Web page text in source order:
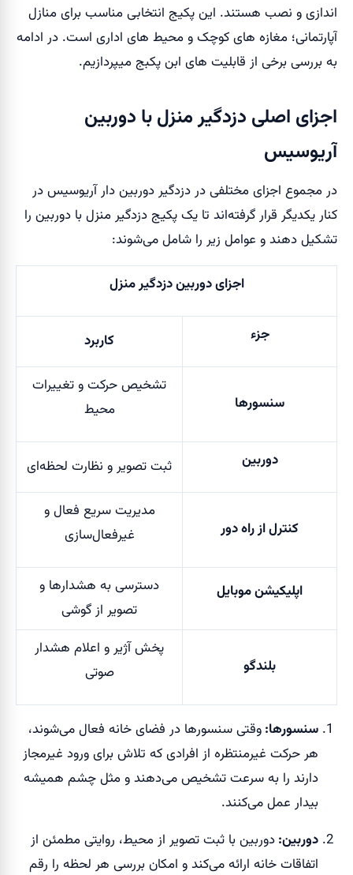
اندازی و نصب هستند. این پکیج انتخابی مناسب برای منازل
آپارتمانی؛ مغازه های کوچک و محیط های اداری است. در ادامه
به بررسی برخی از قابلیت های ابن پکبج میپردازیم.
اجزای اصلی دزدگیر منزل با دوربین
آریوسیس
در مجموع اجزای مختلفی در دزدگیر دوربین دار آریوسیس در
کنار یکدیگر قرار گرفته‌اند تا یک پکیج دزدگیر منزل با دوربین را
تشکیل دهند و عوامل زیر را شامل می‌شوند:
اجزای دوربین دزدگیر منزل
جزء کاربرد
سنسورها
تشخیص حرکت و تغییرات
محیط
دوربین ثبت تصویر و نظارت لحظه‌ای
کنترل از راه دور
مدیریت سریع فعال و
غیرفعال‌سازی
اپلیکیشن موبایل
دسترسی به هشدارها و
تصویر از گوشی
بلندگو
پخش آژیر و اعلام هشدار
صوتی
سنسورها:وقتی سنسورها در فضای خانه فعال می‌شوند،
هر حرکت غیرمنتظره از افرادی که تلاش برای ورود غیرمجاز
دارند را به سرعت تشخیص می‌دهند و مثل چشم همیشه
بیدار عمل می‌کنند.
دوربین:دوربین با ثبت تصویر از محیط، روایتی مطمئن از
اتفاقات خانه ارائه می‌کند و امکان بررسی هر لحظه را رقم